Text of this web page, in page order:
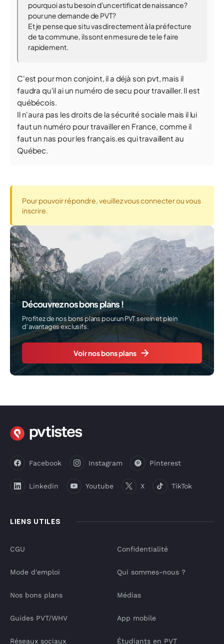
pourquoi as tu besoin d'un certificat de naissance?
pour une demande de PVT?
Et je pense que si tu vas directement à la préfecture
de ta commune, ils sont en mesure de te le faire
rapidement.
C'est pour mon conjoint, il a déjà son pvt, mais il
faudra qu'il ai un numéro de secu pour travailler. Il est
québécois.
Il n'aura pas les droits de la sécurité sociale mais il lui
faut un numéro pour travailler en France, comme il
faut un nas pour les français.es qui travaillent au
Québec.
Pour pouvoir répondre, veuillez vous connecter ou vous
inscrire.
Découvrez nos bons plans !
Profitez de nos bons plans pour un PVT serein et plein
d’avantages exclusifs.
Voir nos bons plans
LIENS UTILES
Facebook Instagram Pinterest
Linkedin Youtube X TikTok
CGU
Mode d'emploi
Nos bons plans
Guides PVT/WHV
Réseaux sociaux
Confidentialité
Qui sommes-nous ?
Médias
App mobile
Étudiants en PVT